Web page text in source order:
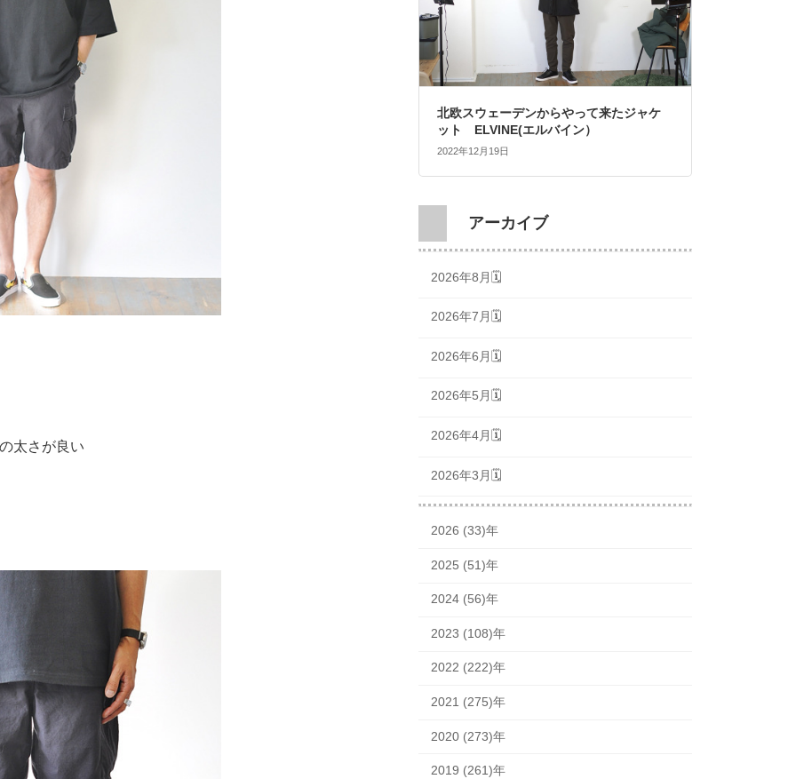
太さが良い
北欧スウェーデンからやって来たジャケ
ット ELVINE(エルバイン）
2022年12月19日
アーカイブ
2026年8月🗓
2026年7月🗓
2026年6月🗓
2026年5月🗓
2026年4月🗓
2026年3月🗓
2026 (33)年
2025 (51)年
2024 (56)年
2023 (108)年
2022 (222)年
2021 (275)年
2020 (273)年
2019 (261)年